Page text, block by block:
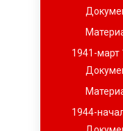
1941-март
1944-